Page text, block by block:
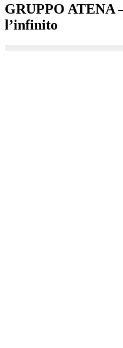
GRUPPO ATENA
l’infinito